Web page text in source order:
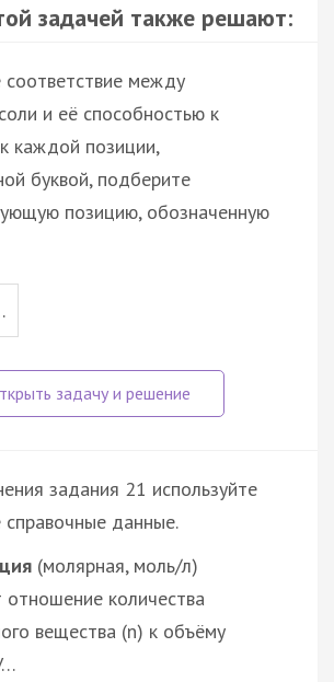
задачей также решают:
соответствие между
и её способностью к
каждой позиции,
буквой, подберите
позицию, обозначенную
задания 21 используйте
данные.
(молярная, моль/л)
отношение количества
вещества (n) к объёму